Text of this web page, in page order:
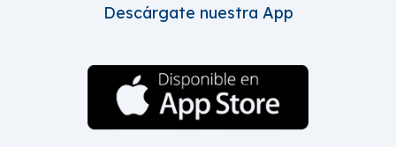
Descárgate nuestra App